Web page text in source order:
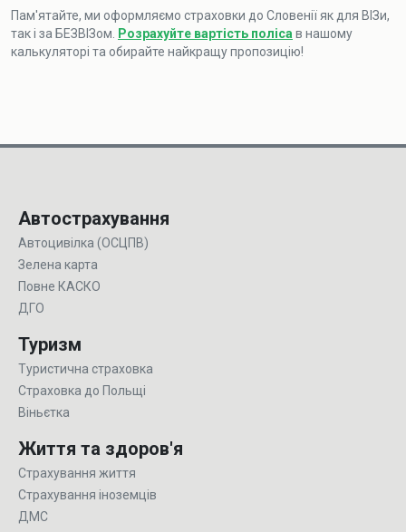
Пам'ятайте, ми оформляємо страховки до Словенії як для ВІЗи,
так і за БЕЗВІЗом.
Розрахуйте вартість поліса в нашому
калькуляторі та обирайте найкращу пропозицію!
Автострахування
Автоцивілка (ОСЦПВ)
Зелена карта
Повне КАСКО
ДГО
Туризм
Туристична страховка
Страховка до Польщі
Віньєтка
Життя та здоров'я
Страхування життя
Страхування іноземців
ДМС